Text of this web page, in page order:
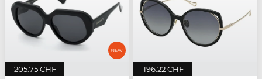
205.75 CHF 196.22 CHF